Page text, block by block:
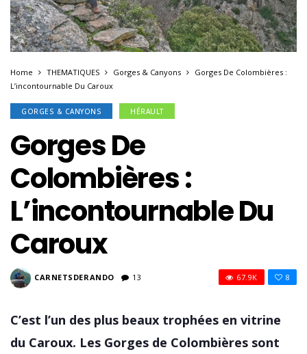
Home THEMATIQUES Gorges & Canyons
Gorges De Colombières :
L’incontournable Du Caroux
GORGES & CANYONS HÉRAULT
Gorges De
Colombières :
L’incontournable Du
Caroux
CARNETSDERANDO 13 8
67.9K
C’est l’un des plus beaux trophées en vitrine
du Caroux. Les Gorges de Colombières sont